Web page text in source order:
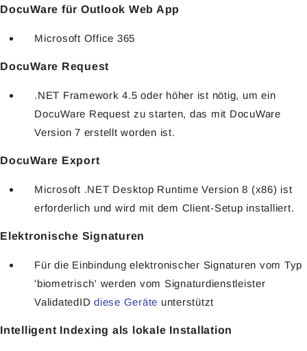
DocuWare für Outlook Web App
Microsoft Office 365
DocuWare Request
.NET Framework 4.5 oder höher ist nötig, um ein
DocuWare Request zu starten, das mit DocuWare
Version 7 erstellt worden ist.
DocuWare Export
Microsoft .NET Desktop Runtime Version 8 (x86) ist
erforderlich und wird mit dem Client-Setup installiert.
Elektronische Signaturen
Für die Einbindung elektronischer Signaturen vom Typ
'biometrisch' werden vom Signaturdienstleister
ValidatedID diese Geräte unterstützt
Intelligent Indexing als lokale Installation